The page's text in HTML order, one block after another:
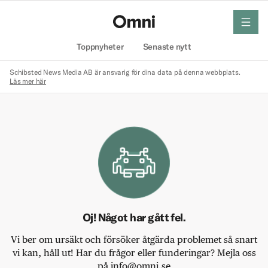
Toppnyheter Senaste nytt
meny
Schibsted News Media AB är ansvarig för dina data på denna webbplats.
Läs mer här
Oj! Något har gått fel.
Vi ber om ursäkt och försöker åtgärda problemet så snart
vi kan, håll ut! Har du frågor eller funderingar? Mejla oss